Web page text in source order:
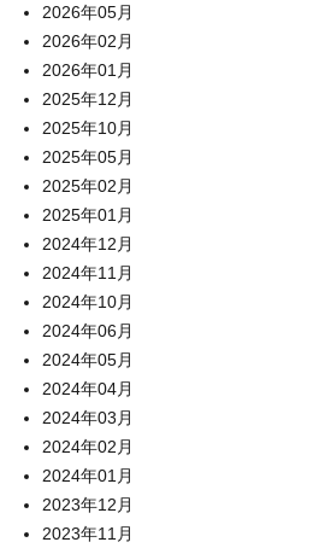
2026年05月
2026年02月
2026年01月
2025年12月
2025年10月
2025年05月
2025年02月
2025年01月
2024年12月
2024年11月
2024年10月
2024年06月
2024年05月
2024年04月
2024年03月
2024年02月
2024年01月
2023年12月
2023年11月